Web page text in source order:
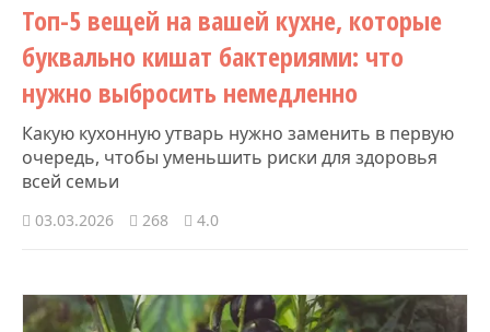
Топ-5 вещей на вашей кухне, которые
буквально кишат бактериями: что
нужно выбросить немедленно
Какую кухонную утварь нужно заменить в первую
очередь, чтобы уменьшить риски для здоровья
всей семьи
03.03.2026 268 4.0